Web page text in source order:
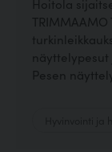
Hoitola
Pesen